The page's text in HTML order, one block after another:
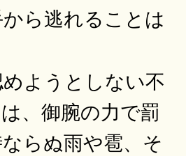
ら逃れることは
ようとしない不
、御腕の力で罰
らぬ雨や雹、そ